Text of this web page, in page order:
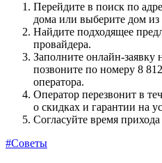
Перейдите в поиск по
дома или выберите дом из
Найдите подходящее
провайдера.
Заполните онлайн-
позвоните по номеру 8
оператора.
Оператор перезвонит в
о скидках и гарантии на
Согласуйте время
#Советы